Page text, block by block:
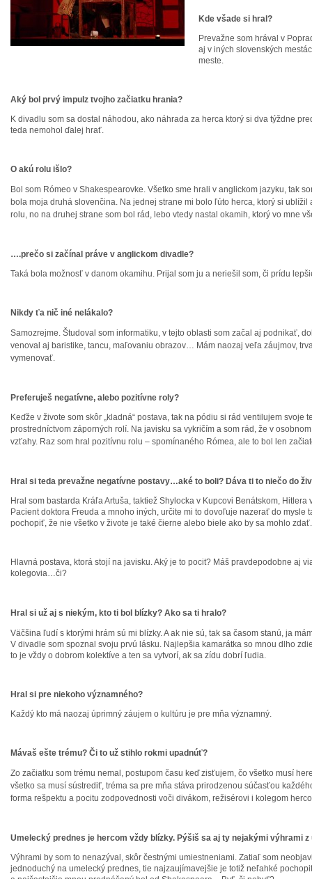
Kde všade si hral?
Prevažne som hrával v
aj v iných slovenských
meste.
Aký bol prvý impulz tvojho začiatku hrania?
K divadlu som sa dostal náhodou, ako náhrada za herca ktorý si dva týždne
teda nemohol ďalej hrať.
O akú rolu išlo?
Bol som Rómeo v Shakespearovke. Všetko sme hrali v anglickom jazyku, tak
bola moja druhá slovenčina. Na jednej strane mi bolo ľúto herca, ktorý si
rolu, no na druhej strane som bol rád, lebo vtedy nastal okamih, ktorý vo mne
….prečo si začínal práve v anglickom divadle?
Taká bola možnosť v danom okamihu. Prijal som ju a neriešil som, či prídu
Nikdy ťa nič iné nelákalo?
Samozrejme. Študoval som informatiku, v tejto oblasti som začal aj podnikať,
venoval aj baristike, tancu, maľovaniu obrazov… Mám naozaj veľa záujmov,
vymenovať.
Preferuješ negatívne, alebo pozitívne roly?
Keďže v živote som skôr „kladná“ postava, tak na pódiu si rád ventilujem svoje
prostredníctvom záporných rolí. Na javisku sa vykričím a som rád, že v
vzťahy. Raz som hral pozitívnu rolu – spomínaného Rómea, ale to bol len
Hral si teda prevažne negatívne postavy…aké to boli? Dáva ti to niečo do
Hral som bastarda Kráľa Artuša, taktiež Shylocka v Kupcovi Benátskom, Hitlera
Pacient doktora Freuda a mnoho iných, určite mi to dovoľuje nazerať do mysle
pochopiť, že nie všetko v živote je také čierne alebo biele ako by sa mohlo zdať.
Hlavná postava, ktorá stojí na javisku. Aký je to pocit? Máš pravdepodobne aj
kolegovia…či?
Hral si už aj s niekým, kto ti bol blízky? Ako sa ti hralo?
Väčšina ľudí s ktorými hrám sú mi blízky. A ak nie sú, tak sa časom stanú, ja
V divadle som spoznal svoju prvú lásku. Najlepšia kamarátka so mnou dlho
to je vždy o dobrom kolektíve a ten sa vytvorí, ak sa zídu dobrí ľudia.
Hral si pre niekoho významného?
Každý kto má naozaj úprimný záujem o kultúru je pre mňa významný.
Mávaš ešte trému? Či to už stihlo rokmi upadnúť?
Zo začiatku som trému nemal, postupom času keď zisťujem, čo všetko musí
všetko sa musí sústrediť, tréma sa pre mňa stáva prirodzenou súčasťou
forma rešpektu a pocitu zodpovednosti voči divákom, režisérovi i kolegom
Umelecký prednes je hercom vždy blízky. Pýšiš sa aj ty nejakými výhrami
Výhrami by som to nenazýval, skôr čestnými umiestneniami. Zatiaľ som
jednoduchý na umelecký prednes, tie najzaujímavejšie je totiž neľahké